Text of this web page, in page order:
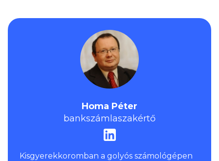
Homa Péter
bankszámlaszakértő
Kisgyerekkoromban a golyós számológépen